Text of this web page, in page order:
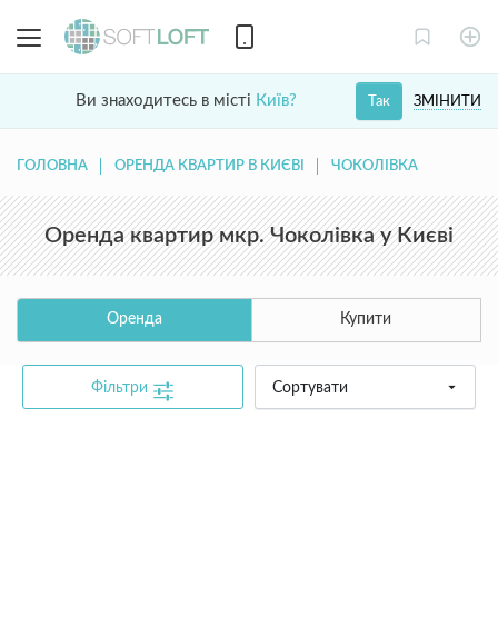
Ви знаходитесь в місті Київ? ЗМІНИТИ
Так
ГОЛОВНА ОРЕНДА КВАРТИР В КИЄВІ ЧОКОЛІВКА
Оренда квартир мкр. Чоколівка у Києві
Оренда Купити
Фільтри Сортувати